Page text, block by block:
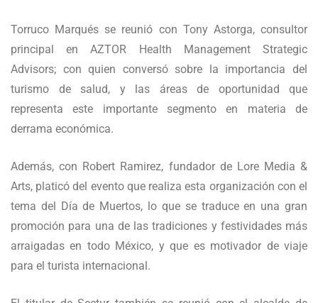
Torruco Marqués se reunió con Tony Astorga, consultor
principal en AZTOR Health Management Strategic
Advisors; con quien conversó sobre la importancia del
turismo de salud, y las áreas de oportunidad que
representa este importante segmento en materia de
derrama económica.
Además, con Robert Ramirez, fundador de Lore Media &
Arts, platicó del evento que realiza esta organización con el
tema del Día de Muertos, lo que se traduce en una gran
promoción para una de las tradiciones y festividades más
arraigadas en todo México, y que es motivador de viaje
para el turista internacional.